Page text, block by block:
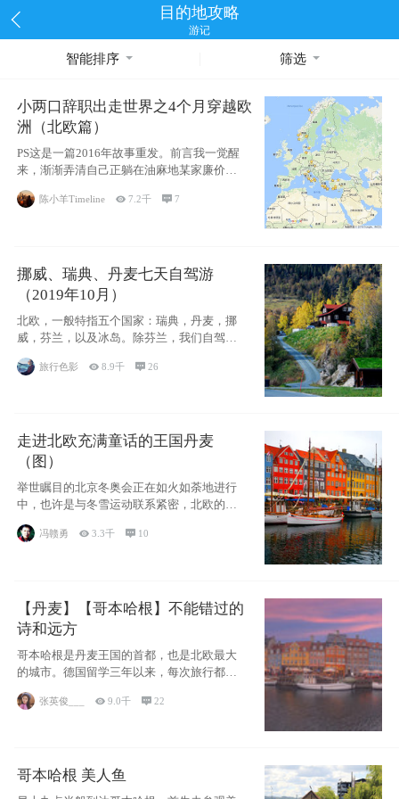
目的地攻略
游记
智能排序 筛选
小两口辞职出走世界之4个月穿越欧
洲（北欧篇）
PS这是一篇2016年故事重发。前言我一觉醒
来，渐渐弄清自己正躺在油麻地某家廉价宾
馆
陈小羊Timeline 7.2千 7
挪威、瑞典、丹麦七天自驾游
（2019年10月）
北欧，一般特指五个国家：瑞典，丹麦，挪
威，芬兰，以及冰岛。除芬兰，我们自驾游
旅行色影 8.9千 26
走进北欧充满童话的王国丹麦
（图）
举世瞩目的北京冬奥会正在如火如荼地进行
中，也许是与冬雪运动联系紧密，北欧的一
些国家因
冯赣勇 3.3千  10
【丹麦】【哥本哈根】不能错过的
诗和远方
哥本哈根是丹麦王国的首都，也是北欧最大
的城市。德国留学三年以来，每次旅行都是
张英俊___ 9.0千 22
哥本哈根 美人鱼